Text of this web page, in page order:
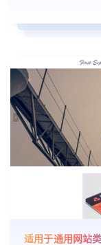
适用于通用网站